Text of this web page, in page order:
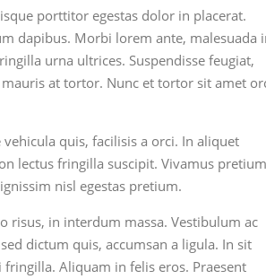
porttitor egestas dolor in placerat.
dapibus. Morbi lorem ante, malesuada
urna ultrices. Suspendisse feugiat,
at tortor. Nunc et tortor sit amet
quis, facilisis a orci. In aliquet
lectus fringilla suscipit. Vivamus pretium
nisl egestas pretium.
risus, in interdum massa. Vestibulum ac
dictum quis, accumsan a ligula. In sit
Aliquam in felis eros. Praesent